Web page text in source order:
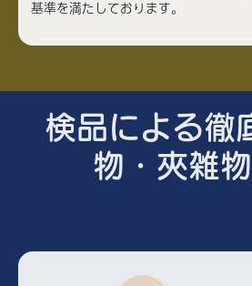
基準を満たしております。
検品による徹
物・夾雑